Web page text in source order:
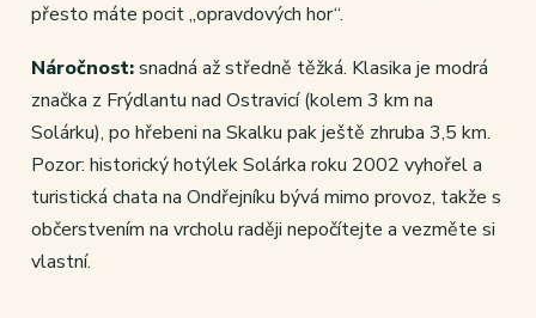
přesto máte pocit „opravdových hor“.
Náročnost:snadná až středně těžká. Klasika je modrá
značka z Frýdlantu nad Ostravicí (kolem 3 km na
Solárku), po hřebeni na Skalku pak ještě zhruba 3,5 km.
Pozor: historický hotýlek Solárka roku 2002 vyhořel a
turistická chata na Ondřejníku bývá mimo provoz, takže s
občerstvením na vrcholu raději nepočítejte a vezměte si
vlastní.